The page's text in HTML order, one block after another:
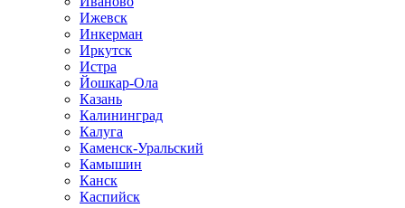
Ижевск
Инкерман
Иркутск
Истра
Йошкар-Ола
Казань
Калининград
Калуга
Каменск-Уральский
Камышин
Канск
Каспийск